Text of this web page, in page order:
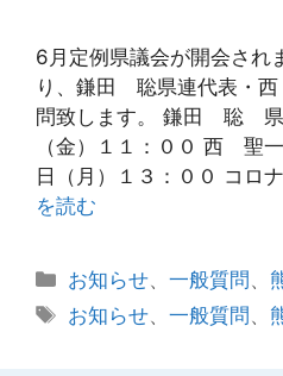
6月定例県議会が開会され
り、鎌田 聡県連代表・
問致します。 鎌田 聡 県
（金）１１：００ 西 聖
日（月）１３：００ コロ
を読む
カ
テ
ゴ
お知らせ、一般質問、
タ
お知らせ、一般質問、